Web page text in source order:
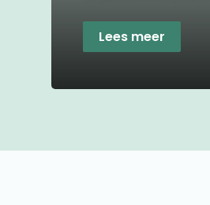
Lees meer